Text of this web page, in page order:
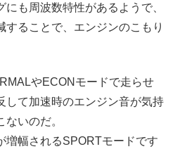
も周波数特性があるようで、
することで、エンジンのこもり
やECONモードで走らせ
して加速時のエンジン音が気持
いのだ。
増幅されるSPORTモードです